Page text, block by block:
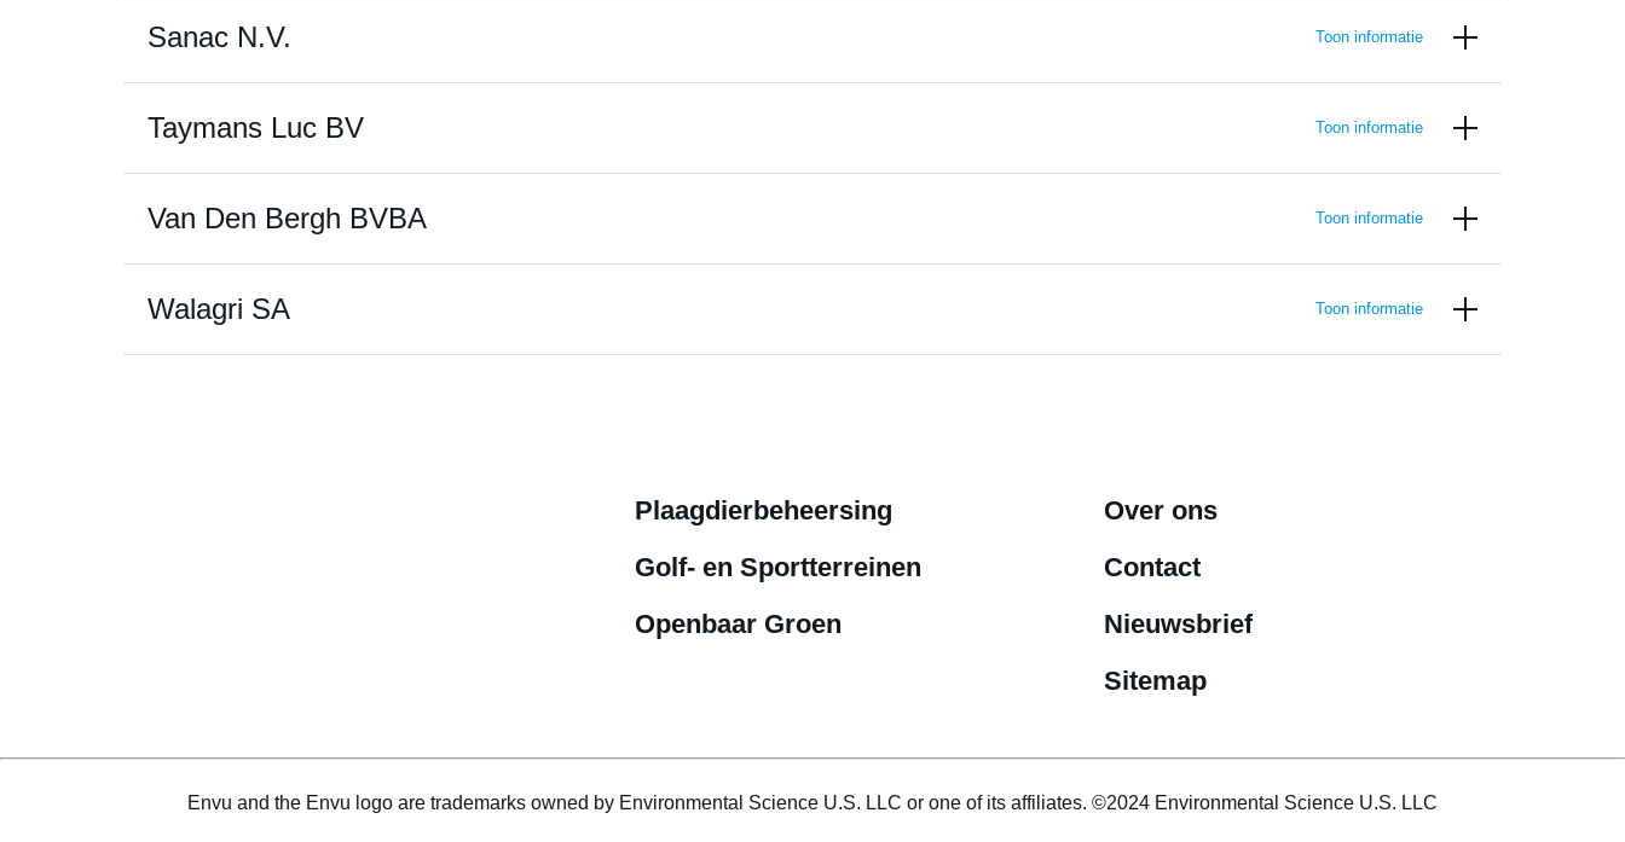
Sanac N.V. Toon informatie
Taymans Luc BV Toon informatie
Van Den Bergh BVBA Toon informatie
Walagri SA Toon informatie
Plaagdierbeheersing
Golf- en Sportterreinen
Openbaar Groen
Over ons
Contact
Nieuwsbrief
Sitemap
Envu and the Envu logo are trademarks owned by Environmental Science U.S. LLC or one of its affiliates. ©2024 Environmental Science U.S. LLC